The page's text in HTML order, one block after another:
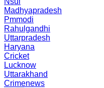
Madhyapradesh
Pmmodi
Rahulgandhi
Uttarpradesh
Haryana
Cricket
Lucknow
Uttarakhand
Crimenews